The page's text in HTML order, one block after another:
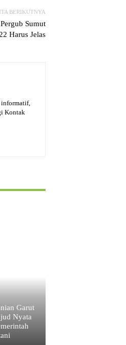
BERIKUTNYA
Sumut
Harus Jelas
informatif,
Kontak
Garut
Nyata